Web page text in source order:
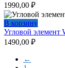
1990,00 ₽
В корзину
Угловой элемент
1490,00 ₽
←